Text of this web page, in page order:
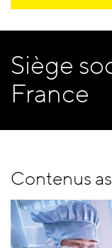
Siège
France
Contenus